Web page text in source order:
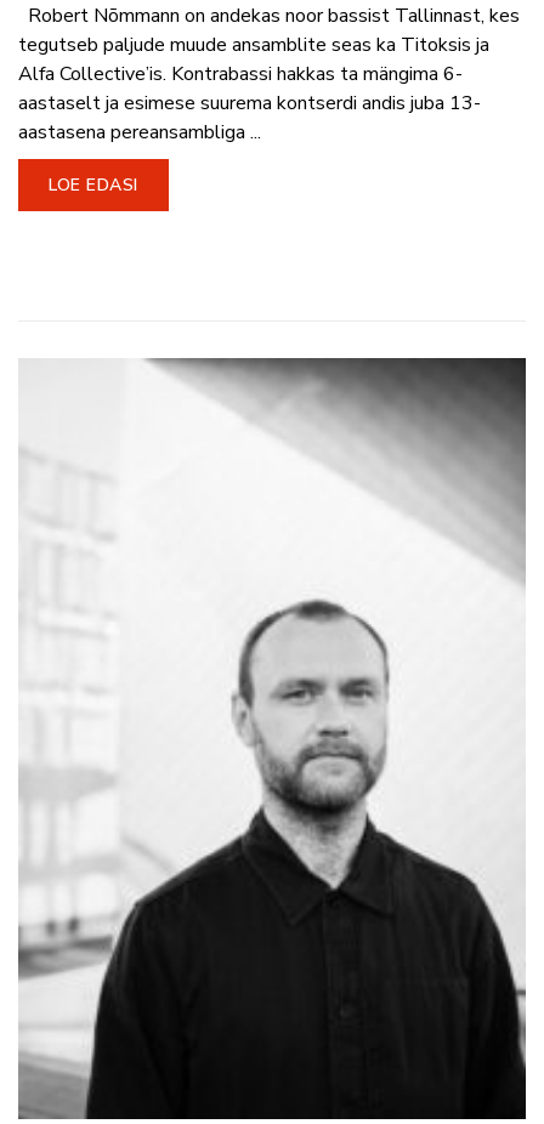
Robert Nõmmann on andekas noor bassist Tallinnast, kes
tegutseb paljude muude ansamblite seas ka Titoksis ja
Alfa Collective’is. Kontrabassi hakkas ta mängima 6-
aastaselt ja esimese suurema kontserdi andis juba 13-
aastasena pereansambliga ...
LOE EDASI